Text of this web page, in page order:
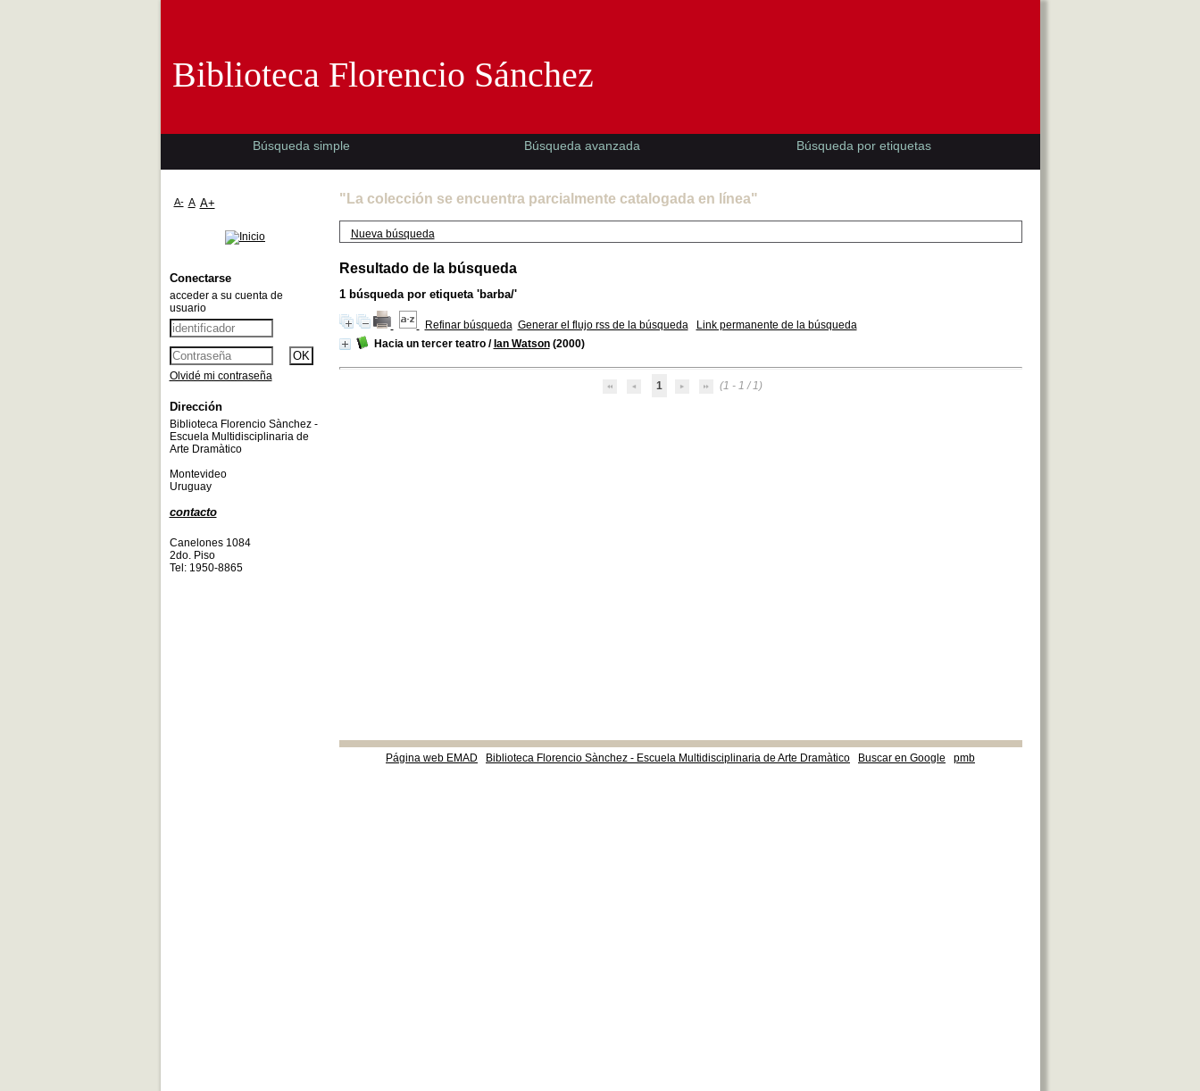
"La colección se encuentra parcialmente catalogada en línea"
Nueva búsqueda
Resultado de la búsqueda
1búsqueda por etiqueta 'barba/'
Refinar búsqueda Generar el flujo rss de la búsqueda
Link permanente de la búsqueda
Hacia un tercer teatro/ Ian Watson(2000)
1 (1 - 1 / 1)
Página web EMAD Biblioteca Florencio Sànchez - Escuela Multidisciplinaria de Arte Dramàtico Buscar en Google pmb
Biblioteca Florencio Sánchez
Búsqueda simple Búsqueda avanzada Búsqueda por etiquetas
A- A A+
Conectarse
acceder a su cuenta de
usuario
Olvidé mi contraseña
Dirección
Biblioteca Florencio Sànchez -
Escuela Multidisciplinaria de
Arte Dramàtico
Montevideo
Uruguay
contacto
Canelones 1084
2do. Piso
Tel: 1950-8865